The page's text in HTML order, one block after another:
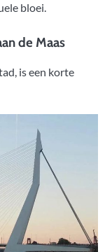
bloei.
de Maas
is een korte